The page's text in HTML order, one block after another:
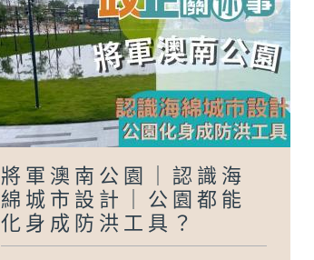
將軍澳南公園｜認識海
綿城市設計｜公園都能
化身成防洪工具？